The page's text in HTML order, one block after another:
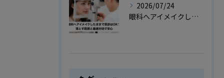
2026/07/24
眼科へアイメイクしたままで受診はOK？落とす範囲と最速対処で安心